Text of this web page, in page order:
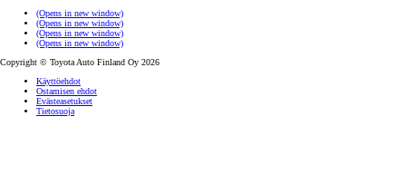
(Opens in new window)
(Opens in new window)
(Opens in new window)
(Opens in new window)
Copyright © Toyota Auto Finland Oy 2026
Käyttöehdot
Ostamisen ehdot
Evästeasetukset
Tietosuoja